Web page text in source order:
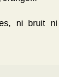
ni bruit